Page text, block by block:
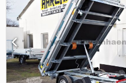
och all information är utan
Starka varumärken hos
släpvagnar tillgängliga från lager samt
verkstad för Anssems - Brian James
Böckmann - Cheval Liberté - Debon -
Koch - Martz - Neptun - SARIS -
WM Meyer och mycket mer..... Chsdpfx
Försäljningspris för nya varor med